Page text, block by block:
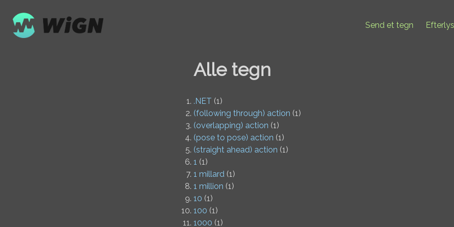
Send et tegn
Alle tegn
.NET (1)
(following through) action (1)
(overlapping) action (1)
(pose to pose) action (1)
(straight ahead) action (1)
1 (1)
1 millard (1)
1 million (1)
10 (1)
100 (1)
1000 (1)